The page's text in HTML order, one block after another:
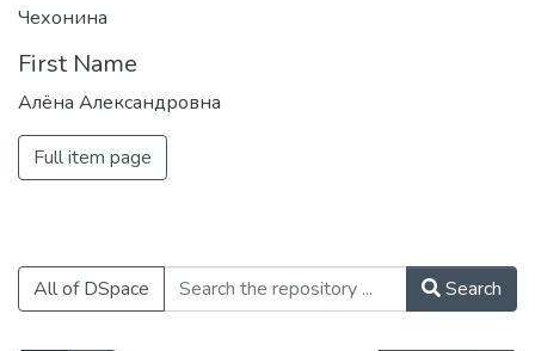
Чехонина
First Name
Алёна Александровна
Full item page
All of DSpace Search